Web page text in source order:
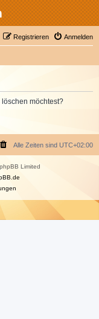
Anmelden
Registrieren
möchtest?
Alle Zeiten sind UTC+02:00
Limited